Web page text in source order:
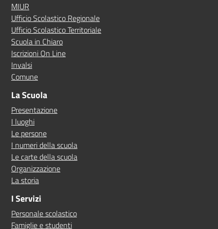
MIUR
Ufficio Scolastico Regionale
Ufficio Scolastico Territoriale
Scuola in Chiaro
Iscrizioni On Line
Invalsi
Comune
La Scuola
Presentazione
I luoghi
Le persone
I numeri della scuola
Le carte della scuola
Organizzazione
La storia
I Servizi
Personale scolastico
Famiglie e studenti